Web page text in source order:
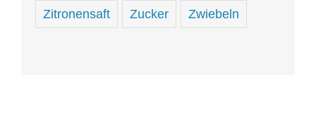
Zitronensaft Zucker Zwiebeln